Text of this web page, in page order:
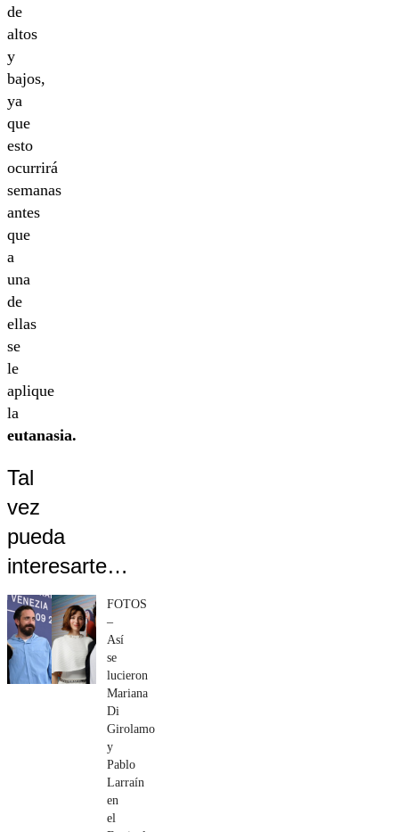
de
altos
y
bajos,
ya
que
esto
ocurrirá
semanas
antes
que
a
una
de
ellas
se
le
aplique
la
eutanasia.
Tal
vez
pueda
interesarte…
FOTOS
–
Así
se
lucieron
Mariana
Di
Girolamo
y
Pablo
Larraín
en
el